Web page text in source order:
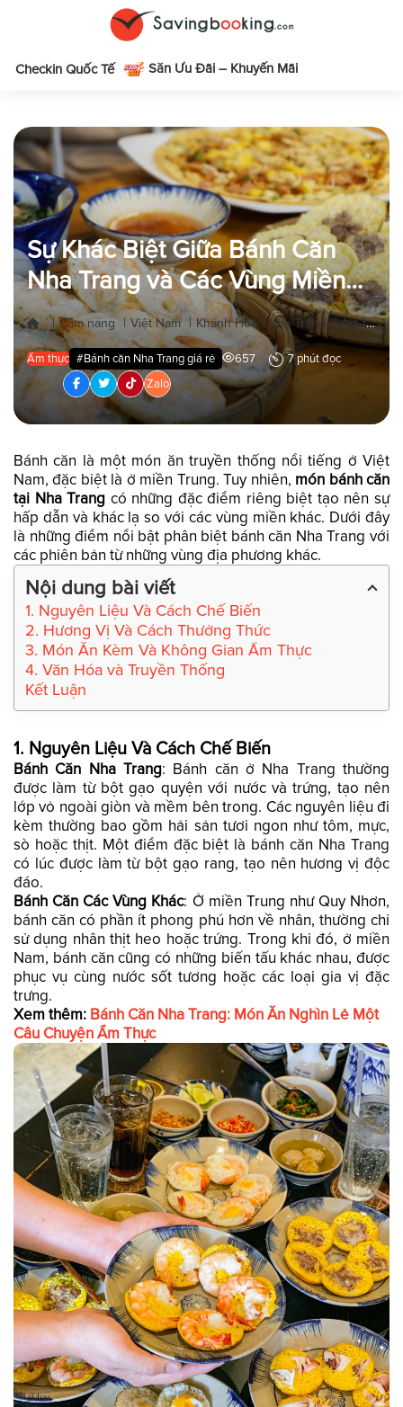
Checkin Quốc Tế Săn Ưu Đãi – Khuyến Mãi
Sự Khác Biệt Giữa Bánh Căn
Nha Trang và Các Vùng Miền
Khác
| Cẩm nang | Việt Nam | Khánh Hòa - Nha Trang | Ẩm thực
Ẩm thực #Bánh căn Nha Trang giá rẻ 657
7 phút đọc
Zalo
Bánh căn là một món ăn truyền thống nổi tiếng ở Việt
Nam, đặc biệt là ở miền Trung. Tuy nhiên, món bánh căn
tại Nha Trang có những đặc điểm riêng biệt tạo nên sự
hấp dẫn và khác lạ so với các vùng miền khác. Dưới đây
là những điểm nổi bật phân biệt bánh căn Nha Trang với
các phiên bản từ những vùng địa phương khác.
Nội dung bài viết
1. Nguyên Liệu Và Cách Chế Biến
2. Hương Vị Và Cách Thưởng Thức
3. Món Ăn Kèm Và Không Gian Ẩm Thực
4. Văn Hóa và Truyền Thống
Kết Luận
1. Nguyên Liệu Và Cách Chế Biến
Bánh Căn Nha Trang: Bánh căn ở Nha Trang thường
được làm từ bột gạo quyện với nước và trứng, tạo nên
lớp vỏ ngoài giòn và mềm bên trong. Các nguyên liệu đi
kèm thường bao gồm hải sản tươi ngon như tôm, mực,
sò hoặc thịt. Một điểm đặc biệt là bánh căn Nha Trang
có lúc được làm từ bột gạo rang, tạo nên hương vị độc
đáo.
Bánh Căn Các Vùng Khác: Ở miền Trung như Quy Nhơn,
bánh căn có phần ít phong phú hơn về nhân, thường chỉ
sử dụng nhân thịt heo hoặc trứng. Trong khi đó, ở miền
Nam, bánh căn cũng có những biến tấu khác nhau, được
phục vụ cùng nước sốt tương hoặc các loại gia vị đặc
trưng.
Xem thêm: Bánh Căn Nha Trang: Món Ăn Nghìn Lẻ Một
Câu Chuyện Ẩm Thực